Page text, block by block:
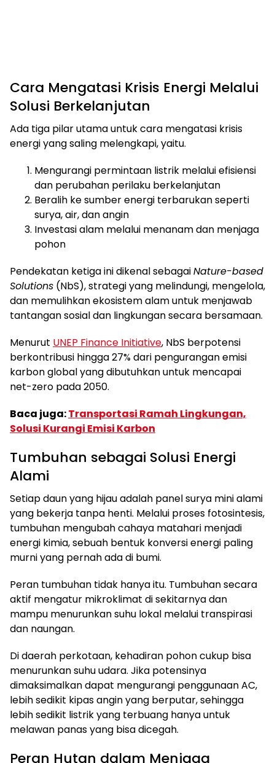
Cara Mengatasi Krisis Energi Melalui
Solusi Berkelanjutan
Ada tiga pilar utama untuk cara mengatasi krisis
energi yang saling melengkapi, yaitu.
Mengurangi permintaan listrik melalui efisiensi
dan perubahan perilaku berkelanjutan
Beralih ke sumber energi terbarukan seperti
surya, air, dan angin
Investasi alam melalui menanam dan menjaga
pohon
Pendekatan ketiga ini dikenal sebagaiNature-based
Solutions (NbS), strategi yang melindungi, mengelola,
dan memulihkan ekosistem alam untuk menjawab
tantangan sosial dan lingkungan secara bersamaan.
Menurut UNEP Finance Initiative, NbS berpotensi
berkontribusi hingga 27% dari pengurangan emisi
karbon global yang dibutuhkan untuk mencapai
net-zero pada 2050.
Baca juga:Transportasi Ramah Lingkungan,
Solusi Kurangi Emisi Karbon
Tumbuhan sebagai Solusi Energi
Alami
Setiap daun yang hijau adalah panel surya mini alami
yang bekerja tanpa henti. Melalui proses fotosintesis,
tumbuhan mengubah cahaya matahari menjadi
energi kimia, sebuah bentuk konversi energi paling
murni yang pernah ada di bumi.
Peran tumbuhan tidak hanya itu. Tumbuhan secara
aktif mengatur mikroklimat di sekitarnya dan
mampu menurunkan suhu lokal melalui transpirasi
dan naungan.
Di daerah perkotaan, kehadiran pohon cukup bisa
menurunkan suhu udara. Jika potensinya
dimaksimalkan dapat mengurangi penggunaan AC,
lebih sedikit kipas angin yang berputar, sehingga
lebih sedikit listrik yang terbuang hanya untuk
melawan panas yang bisa dicegah.
Peran Hutan dalam Menjaga